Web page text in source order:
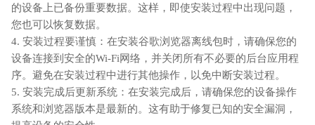
的设备上已备份重要数据。这样，即使安装过程中出现问题，
您也可以恢复数据。
4. 安装过程要谨慎：在安装谷歌浏览器离线包时，请确保您的
设备连接到安全的Wi-Fi网络，并关闭所有不必要的后台应用程
序。避免在安装过程中进行其他操作，以免中断安装过程。
5. 安装完成后更新系统：在安装完成后，请确保您的设备操作
系统和浏览器版本是最新的。这有助于修复已知的安全漏洞，